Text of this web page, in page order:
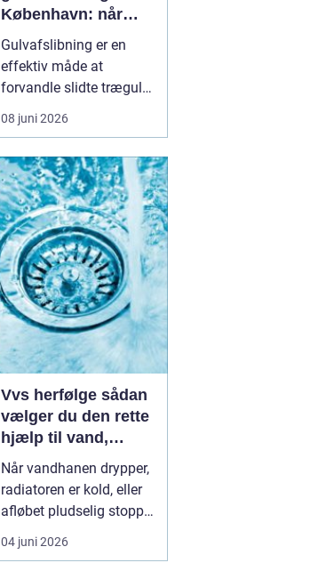
København: når
gulvet skal
opdateres
Gulvafslibning er en
effektiv måde at
forvandle slidte trægulve
til næsten nye gulve
uden at skifte hele
Mange lejligheder og
huse i København har
originale trægulve, der
med den rette afslibning
og ...
08 juni 2026
Vvs herfølge sådan
vælger du den rette
hjælp til vand,
varme og sanitet
Når vandhanen drypper,
radiatoren er kold, eller
afløbet pludselig stopper
til, er en pålidelig VVS-
installatør guld værd. I
04 juni 2026